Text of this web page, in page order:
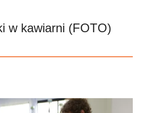
w kawiarni (FOTO)